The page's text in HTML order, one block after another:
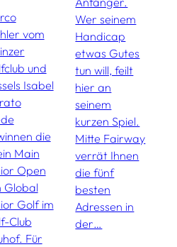
vom
und
Isabel
die
Main
Open
Global
Golf im
Club
Für
Wer seinem
Handicap
etwas Gutes
tun will, feilt
hier an
seinem
kurzen Spiel.
Mitte Fairway
verrät Ihnen
die fünf
besten
Adressen in
der…